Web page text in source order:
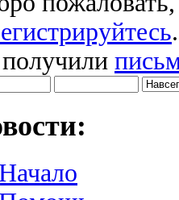
.
Начало